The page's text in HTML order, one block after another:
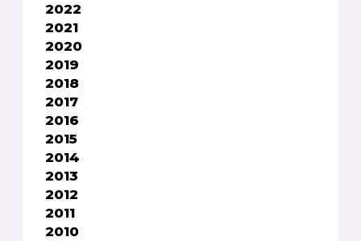
2022
2021
2020
2019
2018
2017
2016
2015
2014
2013
2012
2011
2010